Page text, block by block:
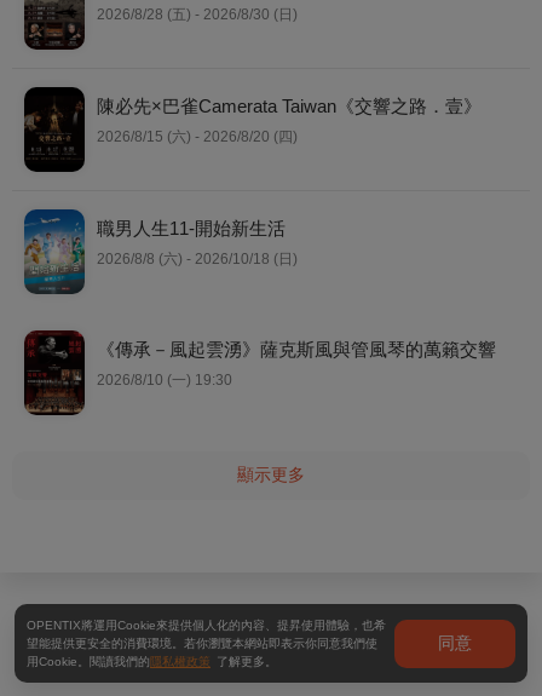
2026/8/28 (五) - 2026/8/30 (日)
陳必先×巴雀Camerata Taiwan《交響之路．壹》
2026/8/15 (六) - 2026/8/20 (四)
職男人生11-開始新生活
2026/8/8 (六) - 2026/10/18 (日)
《傳承－風起雲湧》薩克斯風與管風琴的萬籟交響
2026/8/10 (一) 19:30
顯示更多
OPENTIX將運用Cookie來提供個人化的內容、提昇使用體驗，也希
望能提供更安全的消費環境。若你瀏覽本網站即表示你同意我們使
用Cookie。閱讀我們的隱私權政策 了解更多。
同意